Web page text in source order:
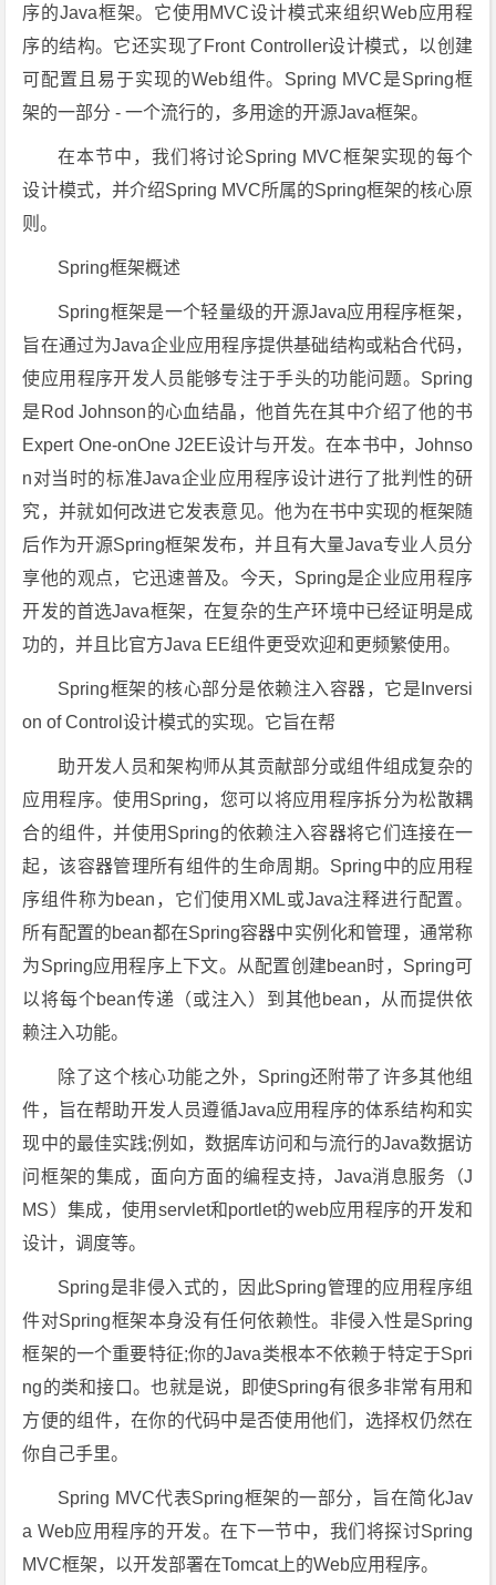
序的Java框架。它使用MVC设计模式来组织Web应用程
序的结构。它还实现了Front Controller设计模式，以创建
可配置且易于实现的Web组件。Spring MVC是Spring框
架的一部分 - 一个流行的，多用途的开源Java框架。
在本节中，我们将讨论Spring MVC框架实现的每个
设计模式，并介绍Spring MVC所属的Spring框架的核心原
则。
Spring框架概述
Spring框架是一个轻量级的开源Java应用程序框架，
旨在通过为Java企业应用程序提供基础结构或粘合代码，
使应用程序开发人员能够专注于手头的功能问题。Spring
是Rod Johnson的心血结晶，他首先在其中介绍了他的书
Expert One-onOne J2EE设计与开发。在本书中，Johnso
n对当时的标准Java企业应用程序设计进行了批判性的研
究，并就如何改进它发表意见。他为在书中实现的框架随
后作为开源Spring框架发布，并且有大量Java专业人员分
享他的观点，它迅速普及。今天，Spring是企业应用程序
开发的首选Java框架，在复杂的生产环境中已经证明是成
功的，并且比官方Java EE组件更受欢迎和更频繁使用。
Spring框架的核心部分是依赖注入容器，它是Inversi
on of Control设计模式的实现。它旨在帮
助开发人员和架构师从其贡献部分或组件组成复杂的
应用程序。使用Spring，您可以将应用程序拆分为松散耦
合的组件，并使用Spring的依赖注入容器将它们连接在一
起，该容器管理所有组件的生命周期。Spring中的应用程
序组件称为bean，它们使用XML或Java注释进行配置。
所有配置的bean都在Spring容器中实例化和管理，通常称
为Spring应用程序上下文。从配置创建bean时，Spring可
以将每个bean传递（或注入）到其他bean，从而提供依
赖注入功能。
除了这个核心功能之外，Spring还附带了许多其他组
件，旨在帮助开发人员遵循Java应用程序的体系结构和实
现中的最佳实践;例如，数据库访问和与流行的Java数据访
问框架的集成，面向方面的编程支持，Java消息服务（J
MS）集成，使用servlet和portlet的web应用程序的开发和
设计，调度等。
Spring是非侵入式的，因此Spring管理的应用程序组
件对Spring框架本身没有任何依赖性。非侵入性是Spring
框架的一个重要特征;你的Java类根本不依赖于特定于Spri
ng的类和接口。也就是说，即使Spring有很多非常有用和
方便的组件，在你的代码中是否使用他们，选择权仍然在
你自己手里。
Spring MVC代表Spring框架的一部分，旨在简化Jav
a Web应用程序的开发。在下一节中，我们将探讨Spring
MVC框架，以开发部署在Tomcat上的Web应用程序。